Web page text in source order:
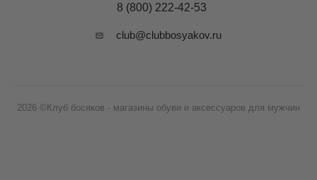
8 (800) 222-42-53
club@clubbosyakov.ru
2026 ©Клуб босяков - магазины обуви и аксессуаров для мужчин